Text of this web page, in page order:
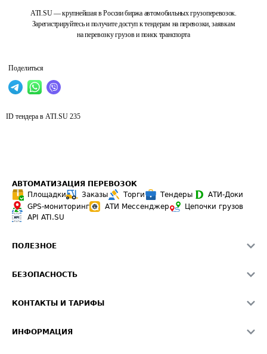
ATI.SU — крупнейшая в России биржа автомобильных грузоперевозок.
Зарегистрируйтесь и получите доступ к тендерам на перевозки, заявкам
на перевозку грузов и поиск транспорта
Поделиться
ID тендера в ATI.SU 235
АВТОМАТИЗАЦИЯ ПЕРЕВОЗОК
Площадки
Заказы Торги Тендеры
АТИ-Доки
GPS-мониторинг
АТИ Мессенджер
Цепочки грузов
API ATI.SU
ПОЛЕЗНОЕ
Звезды ATI.SU на вашем сайте
Средние ставки
БЕЗОПАСНОСТЬ
Светофор+
КОНТАКТЫ И ТАРИФЫ
ИНФОРМАЦИЯ